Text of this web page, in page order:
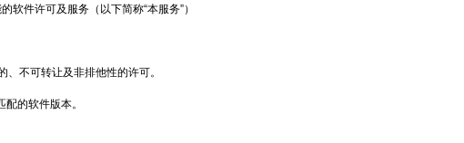
件许可及服务（以下简称“本服务”）
不可转让及非排他性的许可。
的软件版本。